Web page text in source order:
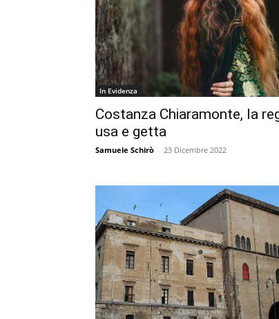
In Evidenza
Costanza Chiaramonte, la
usa e getta
Samuele Schirò - 23 Dicembre 2022